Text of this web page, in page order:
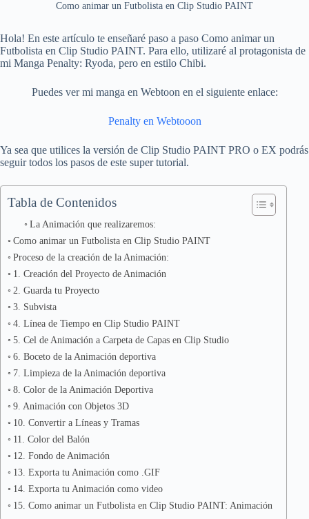
Como animar un Futbolista en Clip Studio PAINT
Hola! En este artículo te enseñaré paso a paso Como animar un
Futbolista en Clip Studio PAINT. Para ello, utilizaré al protagonista de
mi Manga Penalty: Ryoda, pero en estilo Chibi.
Puedes ver mi manga en Webtoon en el siguiente enlace:
Penalty en Webtooon
Ya sea que utilices la versión de Clip Studio PAINT PRO o EX podrás
seguir todos los pasos de este super tutorial.
Tabla de Contenidos
La Animación que realizaremos:
Como animar un Futbolista en Clip Studio PAINT
Proceso de la creación de la Animación:
1. Creación del Proyecto de Animación
2. Guarda tu Proyecto
3. Subvista
4. Línea de Tiempo en Clip Studio PAINT
5. Cel de Animación a Carpeta de Capas en Clip Studio
6. Boceto de la Animación deportiva
7. Limpieza de la Animación deportiva
8. Color de la Animación Deportiva
9. Animación con Objetos 3D
10. Convertir a Líneas y Tramas
11. Color del Balón
12. Fondo de Animación
13. Exporta tu Animación como .GIF
14. Exporta tu Animación como video
15. Como animar un Futbolista en Clip Studio PAINT: Animación